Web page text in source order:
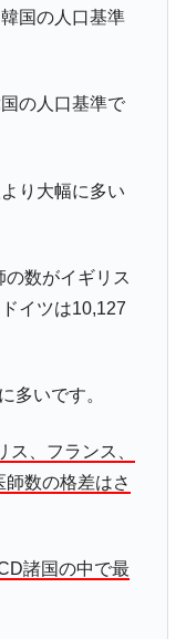
国の人口基準
の人口基準で
り大幅に多い
数がイギリス
イツは10,127
多いです。
、フランス、
師数の格差はさ
諸国の中で最